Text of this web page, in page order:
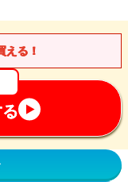
える！